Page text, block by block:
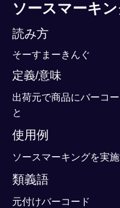
ソースマーキ
読み方
そーすまーきんぐ
定義/意味
出荷元で商品にバーコ
と
使用例
ソースマーキングを実
類義語
元付けバーコード